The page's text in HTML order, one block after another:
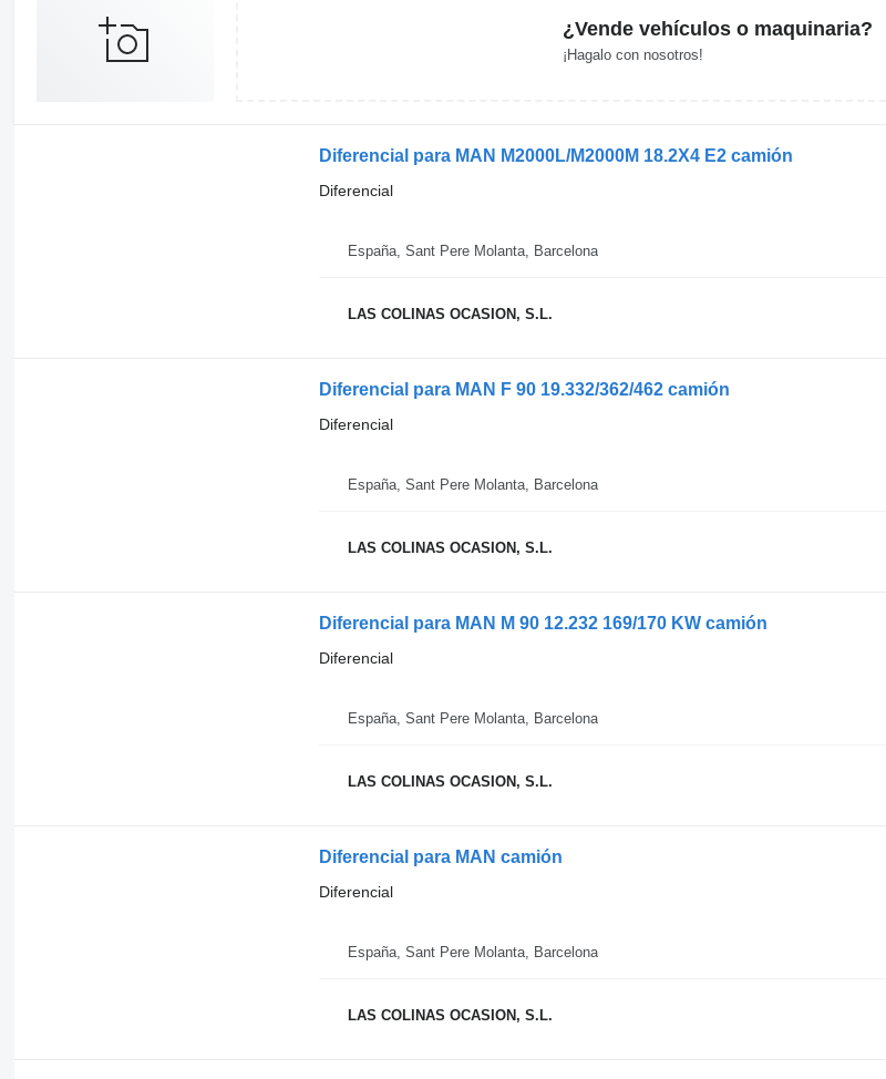
¿Vende vehículos o maquinaria?
¡Hagalo con nosotros!
Diferencial para MAN M2000L/M2000M 18.2X4 E2 camión
Diferencial
España, Sant Pere Molanta, Barcelona
LAS COLINAS OCASION, S.L.
Diferencial para MAN F 90 19.332/362/462 camión
Diferencial
España, Sant Pere Molanta, Barcelona
LAS COLINAS OCASION, S.L.
Diferencial para MAN M 90 12.232 169/170 KW camión
Diferencial
España, Sant Pere Molanta, Barcelona
LAS COLINAS OCASION, S.L.
Diferencial para MAN camión
Diferencial
España, Sant Pere Molanta, Barcelona
LAS COLINAS OCASION, S.L.